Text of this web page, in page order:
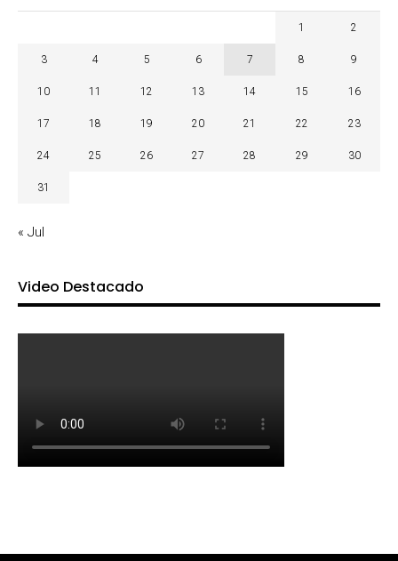
1 2
3 4 5 6 7 8 9
10 11 12 13 14 15 16
17 18 19 20 21 22 23
24 25 26 27 28 29 30
31
« Jul
Video Destacado